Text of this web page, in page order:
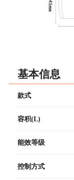
基本信息
款式
容积(L)
能效等级
控制方式